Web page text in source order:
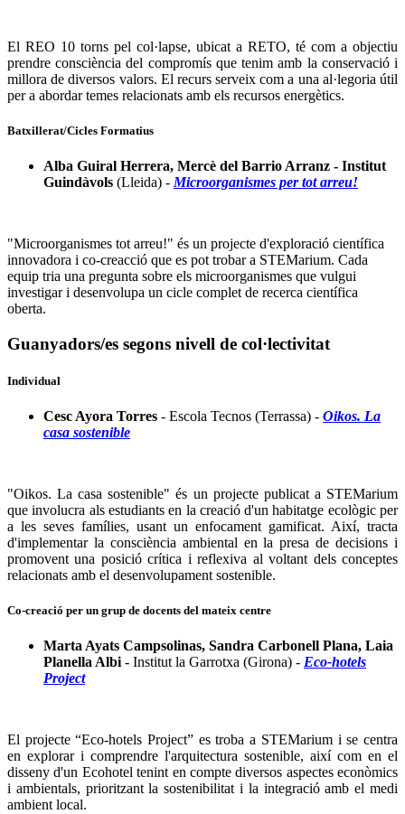
El REO 10 torns pel col·lapse, ubicat a RETO, té com a objectiu
prendre consciència del compromís que tenim amb la conservació i
millora de diversos valors. El recurs serveix com a una al·legoria útil
per a abordar temes relacionats amb els recursos energètics.
Batxillerat/Cicles Formatius
Alba Guiral Herrera, Mercè del Barrio Arranz - Institut
Guindàvols (Lleida) - Microorganismes per tot arreu!
"Microorganismes tot arreu!" és un projecte d'exploració científica
innovadora i co-creacció que es pot trobar a STEMarium. Cada
equip tria una pregunta sobre els microorganismes que vulgui
investigar i desenvolupa un cicle complet de recerca científica
oberta.
Guanyadors/es segons nivell de col·lectivitat
Individual
Cesc Ayora Torres - Escola Tecnos (Terrassa) - Oikos. La
casa sostenible
"Oikos. La casa sostenible" és un projecte publicat a STEMarium
que involucra als estudiants en la creació d'un habitatge ecològic per
a les seves famílies, usant un enfocament gamificat. Així, tracta
d'implementar la consciència ambiental en la presa de decisions i
promovent una posició crítica i reflexiva al voltant dels conceptes
relacionats amb el desenvolupament sostenible.
Co-creació per un grup de docents del mateix centre
Marta Ayats Campsolinas, Sandra Carbonell Plana, Laia
Planella Albi- Institut la Garrotxa (Girona) - Eco-hotels
Project
El projecte “Eco-hotels Project” es troba a STEMarium i se centra
en explorar i comprendre l'arquitectura sostenible, així com en el
disseny d'un Ecohotel tenint en compte diversos aspectes econòmics
i ambientals, prioritzant la sostenibilitat i la integració amb el medi
ambient local.